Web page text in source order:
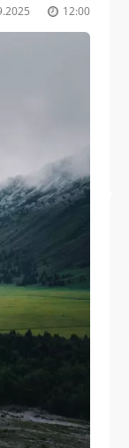
12:00